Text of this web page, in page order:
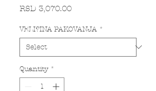
RSD 3,070.00Price
VELI?INA PAKOVANJA *
Quantity *